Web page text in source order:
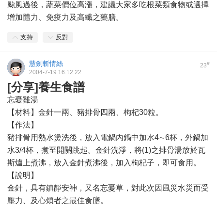
颱風過後，蔬菜價位高漲，建議大家多吃根菜類食物或選擇
增加體力、免疫力及高纖之藥膳。
支持 反對
23#
慧劍斬情絲
2004-7-19 16:12:22
[分享]養生食譜
忘憂雞湯
【材料】金針一兩、豬排骨四兩、枸杞30粒。
【作法】
豬排骨用熱水燙洗後，放入電鍋內鍋中加水4∼6杯，外鍋加
水3/4杯，煮至開關跳起。金針洗淨，將(1)之排骨湯放於瓦
斯爐上煮沸，放入金針煮沸後，加入枸杞子，即可食用。
【說明】
金針，具有鎮靜安神，又名忘憂草，對此次因風災水災而受
壓力、及心煩者之最佳食膳。